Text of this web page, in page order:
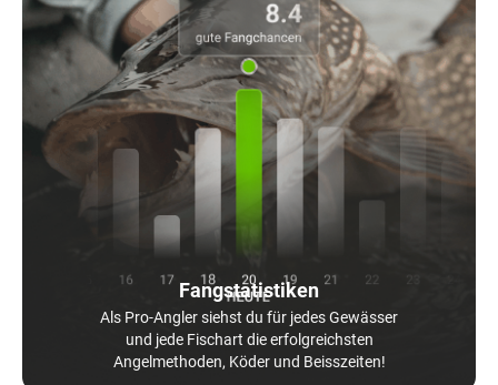
Fangstatistiken
Als Pro-Angler siehst du für jedes Gewässer
und jede Fischart die erfolgreichsten
Angelmethoden, Köder und Beisszeiten!